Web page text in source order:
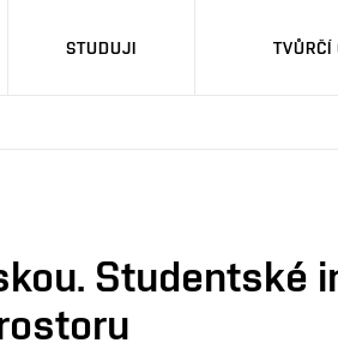
STUDUJI TVŮRČÍ
Studentské